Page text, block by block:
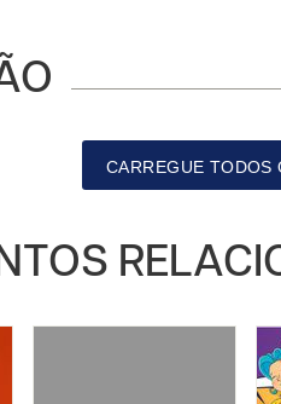
CARREGUE TODOS